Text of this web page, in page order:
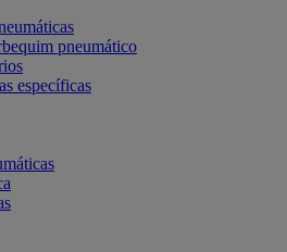
pneumático
específicas